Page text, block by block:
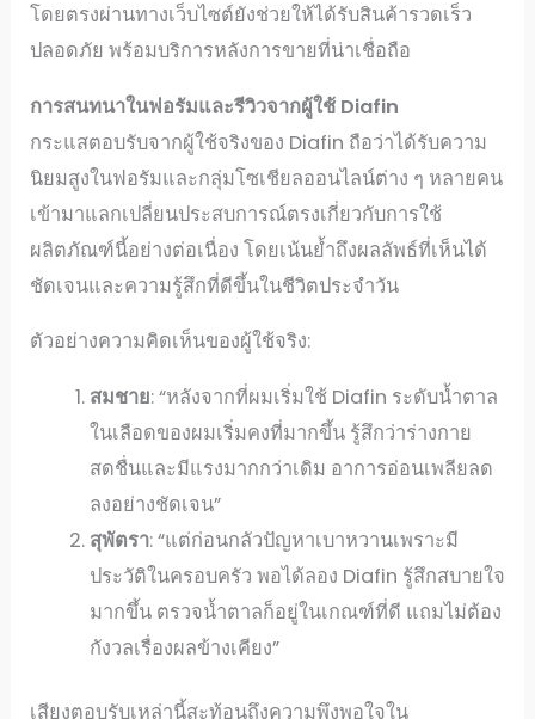
โดยตรงผ่านทางเว็บไซต์ยังช่วยให้ได้รับสินค้ารวดเร็ว
ปลอดภัย พร้อมบริการหลังการขายที่น่าเชื่อถือ
การสนทนาในฟอรัมและรีวิวจากผู้ใช้ Diafin
กระแสตอบรับจากผู้ใช้จริงของ Diafin ถือว่าได้รับความ
นิยมสูงในฟอรัมและกลุ่มโซเชียลออนไลน์ต่าง ๆ หลายคน
เข้ามาแลกเปลี่ยนประสบการณ์ตรงเกี่ยวกับการใช้
ผลิตภัณฑ์นี้อย่างต่อเนื่อง โดยเน้นย้ำถึงผลลัพธ์ที่เห็นได้
ชัดเจนและความรู้สึกที่ดีขึ้นในชีวิตประจำวัน
ตัวอย่างความคิดเห็นของผู้ใช้จริง:
สมชาย: “หลังจากที่ผมเริ่มใช้ Diafin ระดับน้ำตาล
ในเลือดของผมเริ่มคงที่มากขึ้น รู้สึกว่าร่างกาย
สดชื่นและมีแรงมากกว่าเดิม อาการอ่อนเพลียลด
ลงอย่างชัดเจน”
สุพัตรา: “แต่ก่อนกลัวปัญหาเบาหวานเพราะมี
ประวัติในครอบครัว พอได้ลอง Diafin รู้สึกสบายใจ
มากขึ้น ตรวจน้ำตาลก็อยู่ในเกณฑ์ที่ดี แถมไม่ต้อง
กังวลเรื่องผลข้างเคียง”
เสียงตอบรับเหล่านี้สะท้อนถึงความพึงพอใจใน